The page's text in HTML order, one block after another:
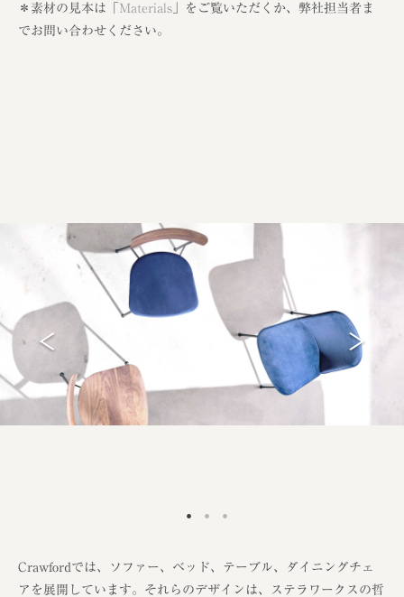
＊素材の見本は「 Materials 」をご覧いただくか、弊社担当者ま
でお問い合わせください。
Crawfordでは、ソファー、ベッド、テーブル、ダイニングチェ
アを展開しています。それらのデザインは、ステラワークスの哲